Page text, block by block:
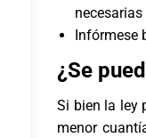
Infórmese
¿Se
Si bien la ley
menor